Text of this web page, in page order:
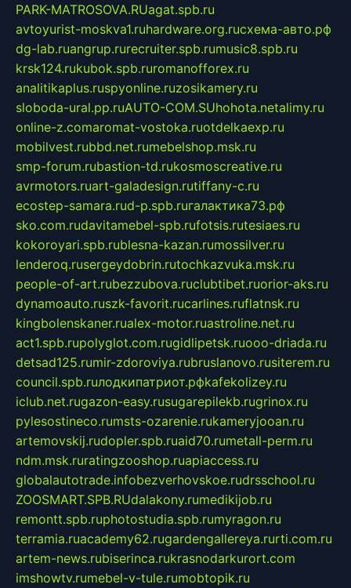
PARK-MATROSOVA.RUagat.spb.ru
avtoyurist-moskva1.ruhardware.org.ruсхема-авто.рф
dg-lab.ruangrup.rurecruiter.spb.rumusic8.spb.ru
krsk124.rukubok.spb.ruromanofforex.ru
analitikaplus.ruspyonline.ruzosikamery.ru
sloboda-ural.pp.ruAUTO-COM.SUhohota.netalimy.ru
online-z.comaromat-vostoka.ruotdelkaexp.ru
mobilvest.rubbd.net.rumebelshop.msk.ru
smp-forum.rubastion-td.rukosmoscreative.ru
avrmotors.ruart-galadesign.rutiffany-c.ru
ecostep-samara.rud-p.spb.ruгалактика73.рф
sko.com.rudavitamebel-spb.rufotsis.rutesiaes.ru
kokoroyari.spb.rublesna-kazan.rumossilver.ru
lenderoq.rusergeydobrin.rutochkazvuka.msk.ru
people-of-art.rubezzubova.ruclubtibet.ruorior-aks.ru
dynamoauto.ruszk-favorit.rucarlines.ruflatnsk.ru
kingbolenskaner.rualex-motor.ruastroline.net.ru
act1.spb.rupolyglot.com.rugidlipetsk.ruooo-driada.ru
detsad125.rumir-zdoroviya.rubruslanovo.rusiterem.ru
council.spb.ruлодкипатриот.рфkafekolizey.ru
iclub.net.rugazon-easy.rusugarepilekb.rugrinox.ru
pylesostineco.rumsts-ozarenie.rukameryjooan.ru
artemovskij.rudopler.spb.ruaid70.rumetall-perm.ru
ndm.msk.ruratingzooshop.ruapiaccess.ru
globalautotrade.infobezverhovskoe.rudrsschool.ru
ZOOSMART.SPB.RUdalakony.rumedikijob.ru
remontt.spb.ruphotostudia.spb.rumyragon.ru
terramia.ruacademy62.rugardengallereya.rurti.com.ru
artem-news.rubiserinca.rukrasnodarkurort.com
imshowtv.rumebel-v-tule.rumobtopik.ru